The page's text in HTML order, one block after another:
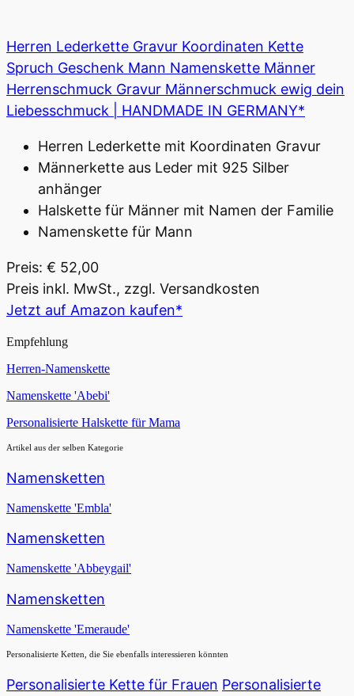
Herren Lederkette Gravur Koordinaten Kette
Spruch Geschenk Mann Namenskette Männer
Herrenschmuck Gravur Männerschmuck ewig dein
Liebesschmuck | HANDMADE IN GERMANY*
Herren Lederkette mit Koordinaten Gravur
Männerkette aus Leder mit 925 Silber
anhänger
Halskette für Männer mit Namen der Familie
Namenskette für Mann
Preis: € 52,00
Preis inkl. MwSt., zzgl. Versandkosten
Jetzt auf Amazon kaufen*
Empfehlung
Herren-Namenskette
Namenskette 'Abebi'
Personalisierte Halskette für Mama
Artikel aus der selben Kategorie
Namensketten
Namenskette 'Embla'
Namensketten
Namenskette 'Abbeygail'
Namensketten
Namenskette 'Emeraude'
Personalisierte Ketten, die Sie ebenfalls interessieren könnten
Personalisierte Kette für Frauen Personalisierte